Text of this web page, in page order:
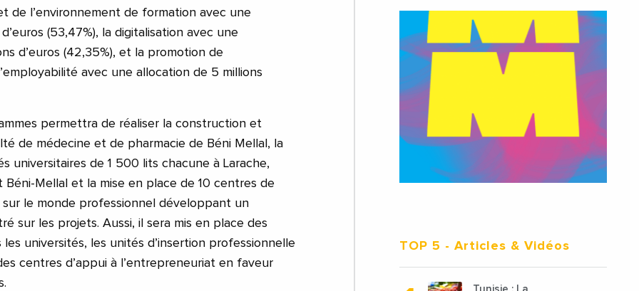
de l’environnement de formation avec une
(53,47%), la digitalisation avec une
d’euros (42,35%), et la promotion de
avec une allocation de 5 millions
permettra de réaliser la construction et
de médecine et de pharmacie de Béni Mellal, la
universitaires de 1 500 lits chacune à Larache,
Béni-Mellal et la mise en place de 10 centres de
le monde professionnel développant un
sur les projets. Aussi, il sera mis en place des
universités, les unités d’insertion professionnelle
centres d’appui à l’entrepreneuriat en faveur
TOP 5 - Articles & Vidéos